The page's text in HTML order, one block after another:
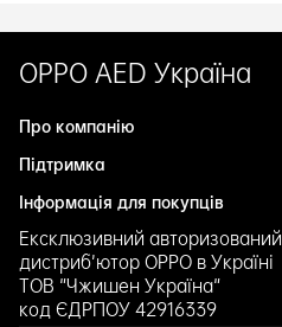
OPPO AED Україна
Про компанію
Історія
Політика конфіденційності
Підтримка
Гарантійні умови
Обмін і повернення
Інформація для покупців
Оплата
Доставка
Контакти
Ексклюзивний авторизований
дистриб’ютор OPPO в Україні
ТОВ "Чжишен Україна"
код ЄДРПОУ 42916339